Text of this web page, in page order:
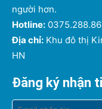
người hơn.
Hotline:
Địa chỉ: Khu đô thị
HN
Đăng ký nhận